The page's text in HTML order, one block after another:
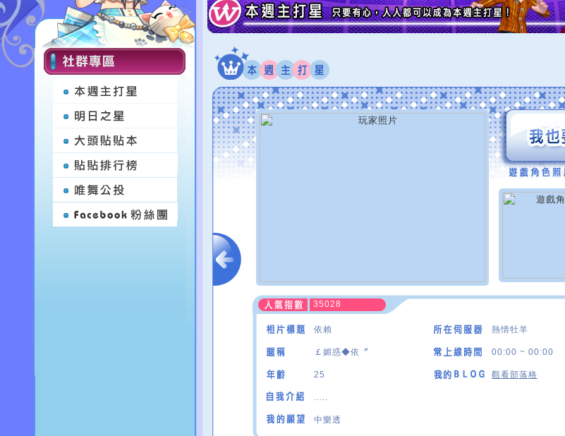
35028
依賴 熱情牡羊
￡媚惑◆依〞 00:00 ~ 00:00
25 觀看部落格
.....
中樂透